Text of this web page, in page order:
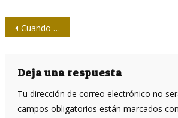
Navegación
entradas
Cuando todas las vidas importan
Deja una respuesta
Tu dirección de correo electrónico no
campos obligatorios están marcados con